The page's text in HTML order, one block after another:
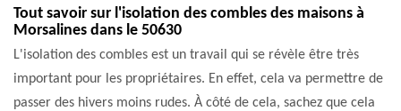
Tout savoir sur l'isolation des combles des maisons à
Morsalines dans le 50630
L'isolation des combles est un travail qui se révèle être très
important pour les propriétaires. En effet, cela va permettre de
passer des hivers moins rudes. À côté de cela, sachez que cela